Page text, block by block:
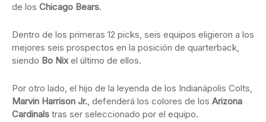
de los Chicago Bears.
Dentro de los primeras 12 picks, seis equipos eligieron a los
mejores seis prospectos en la posición de quarterback,
siendo Bo Nixel último de ellos.
Por otro lado, el hijo de la leyenda de los Indianápolis Colts,
Marvin Harrison Jr. , defenderá los colores de los Arizona
Cardinals tras ser seleccionado por el equipo.